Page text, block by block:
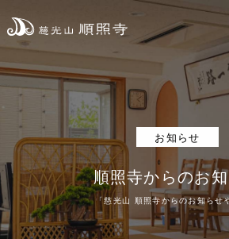
お知らせ
順照寺からのお
「慈光山 順照寺からのお知らせ